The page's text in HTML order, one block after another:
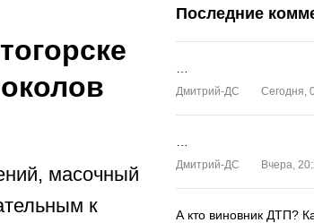
масочный
к
Последние
Дмитрий-ДС Сегодня,
Дмитрий-ДС Вчера,
А кто виновник ДТП?